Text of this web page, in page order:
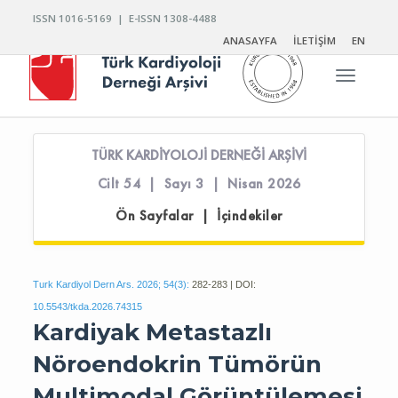
ISSN 1016-5169 | E-ISSN 1308-4488
ANASAYFA
İLETİŞİM EN
Toggle
TÜRK KARDİYOLOJİ DERNEĞİ ARŞİVİ
Cilt 54 | Sayı 3 | Nisan 2026
Ön Sayfalar | İçindekiler
Turk Kardiyol Dern Ars. 2026; 54(3): 282-283 | DOI:
10.5543/tkda.2026.74315
Kardiyak Metastazlı
Nöroendokrin Tümörün